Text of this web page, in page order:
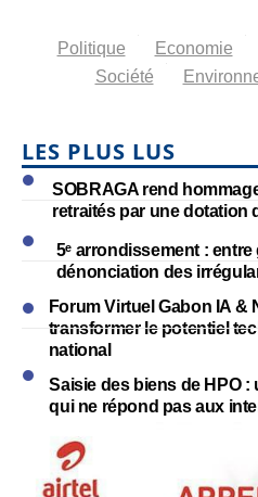
Politique Economie
Société
LES PLUS LUS
SOBRAGA rend
retraités par une dotation
5ᵉ arrondissement :
dénonciation des
Forum Virtuel Gabon IA &
transformer le potentiel
national
Saisie des biens de HPO
qui ne répond pas aux